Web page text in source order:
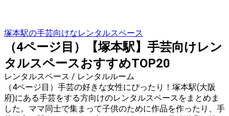
塚本駅の手芸向けなレンタルスペース
（4ページ目）【塚本駅】手芸向けレン
タルスペースおすすめTOP20
レンタルスペース / レンタルルーム
（4ページ目）手芸の好きな女性にぴったり！塚本駅(大阪
府)にある手芸をする方向けのレンタルスペースをまとめま
した。ママ同士で集まって子供のために作品を作ったり、手